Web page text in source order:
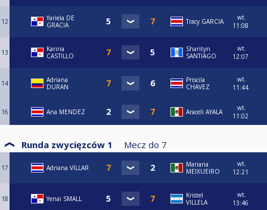
12
Yariela DE
GRACIA
Tracy GARCIA
wt.
11:08
13
Karina
CASTILLO
Sharityn
SANTIAGO
wt.
12:07
14
Adriana
DURAN
Priscila
CHAVEZ
wt.
11:44
16 Ana MENDEZ Araceli AYALA
wt.
11:02
Runda zwycięzców 1 Mecz do 7
17 Adriana VILLAR
Mariana
MEIXUEIRO
wt.
12:21
18 Yenai SMALL
Kristel
VILLELA
wt.
13:46